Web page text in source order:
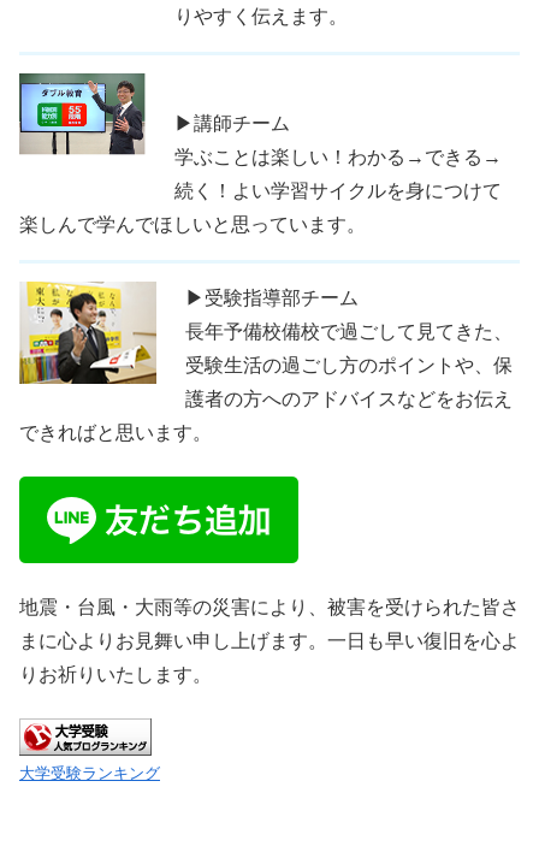
りやすく伝えます。
▶講師チーム
学ぶことは楽しい！わかる→できる→
続く！よい学習サイクルを身につけて
楽しんで学んでほしいと思っています。
▶受験指導部チーム
長年予備校備校で過ごして見てきた、
受験生活の過ごし方のポイントや、保
護者の方へのアドバイスなどをお伝え
できればと思います。
地震・台風・大雨等の災害により、被害を受けられた皆さ
まに心よりお見舞い申し上げます。一日も早い復旧を心よ
りお祈りいたします。
大学受験ランキング